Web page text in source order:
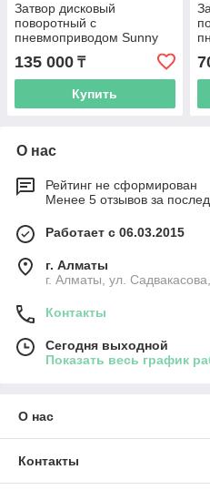
Затвор дисковый
поворотный с
пневмоприводом Sunny
D671X-10Q DN100
135 000 ₸
Купить
О нас
Рейтинг не сформирован
Менее 5 отзывов за
Работает с 06.03.2015
г. Алматы
г. Алматы, ул.
Контакты
Сегодня выходной
Показать весь график
О нас
Контакты